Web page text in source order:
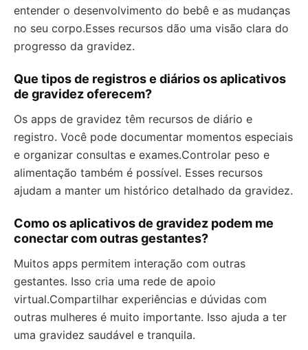
entender o desenvolvimento do bebê e as mudanças
no seu corpo.Esses recursos dão uma visão clara do
progresso da gravidez.
Que tipos de registros e diários os aplicativos
de gravidez oferecem?
Os apps de gravidez têm recursos de diário e
registro. Você pode documentar momentos especiais
e organizar consultas e exames.Controlar peso e
alimentação também é possível. Esses recursos
ajudam a manter um histórico detalhado da gravidez.
Como os aplicativos de gravidez podem me
conectar com outras gestantes?
Muitos apps permitem interação com outras
gestantes. Isso cria uma rede de apoio
virtual.Compartilhar experiências e dúvidas com
outras mulheres é muito importante. Isso ajuda a ter
uma gravidez saudável e tranquila.